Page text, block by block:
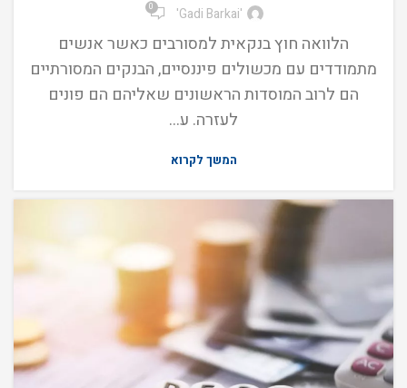
'Gadi Barkai'
0
הלוואה חוץ בנקאית למסורבים כאשר אנשים
מתמודדים עם מכשולים פיננסיים, הבנקים המסורתיים
הם לרוב המוסדות הראשונים שאליהם הם פונים
לעזרה. ע...
המשך לקרוא